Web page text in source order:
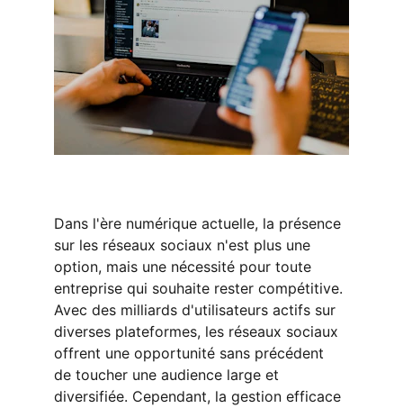
Dans l'ère numérique actuelle, la présence
sur les réseaux sociaux n'est plus une
option, mais une nécessité pour toute
entreprise qui souhaite rester compétitive.
Avec des milliards d'utilisateurs actifs sur
diverses plateformes, les réseaux sociaux
offrent une opportunité sans précédent
de toucher une audience large et
diversifiée. Cependant, la gestion efficace